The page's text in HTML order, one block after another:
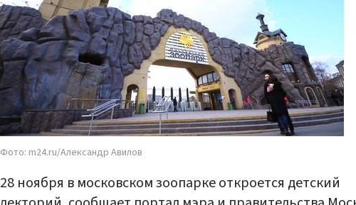
Фото: m24.ru/Александр Авилов
28 ноября в московском зоопарке откроется детский